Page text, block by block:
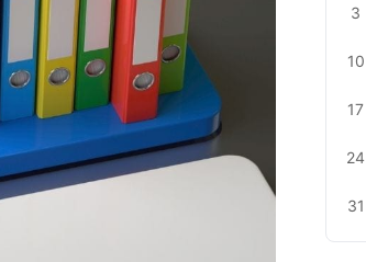
3
10
17
24
31